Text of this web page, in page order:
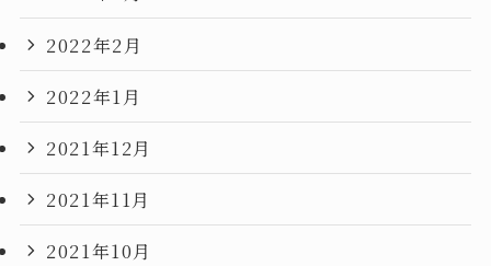
2022年2月
2022年1月
2021年12月
2021年11月
2021年10月